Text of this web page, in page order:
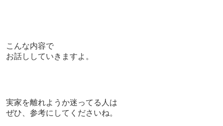
こんな内容で
お話ししていきますよ。
実家を離れようか迷ってる人は
ぜひ、参考にしてくださいね。